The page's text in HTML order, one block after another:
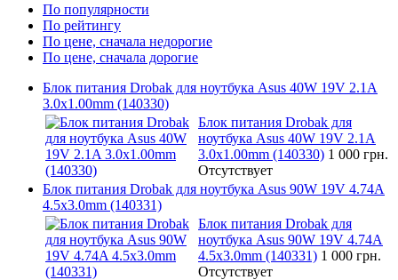
По популярности
По рейтингу
По цене, сначала недорогие
По цене, сначала дорогие
Блок питания Drobak для ноутбука Asus 40W 19V 2.1A
3.0x1.00mm (140330)
Блок питания Drobak для
ноутбука Asus 40W 19V 2.1A
3.0x1.00mm (140330) 1 000 грн.
Отсутствует
Блок питания Drobak для ноутбука Asus 90W 19V 4.74A
4.5x3.0mm (140331)
Блок питания Drobak для
ноутбука Asus 90W 19V 4.74A
4.5x3.0mm (140331) 1 000 грн.
Отсутствует